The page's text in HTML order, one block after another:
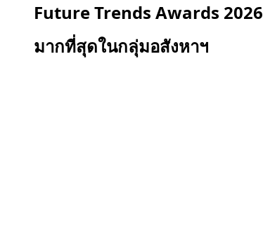
Future Trends Awards 2026
มากที่สุดในกลุ่มอสังหาฯ